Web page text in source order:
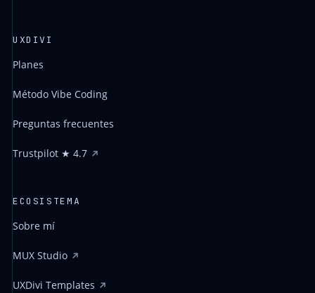
UXDIVI
Planes
Método Vibe Coding
Preguntas frecuentes
Trustpilot ★ 4.7
ECOSISTEMA
Sobre mí
MUX Studio
UXDivi Templates